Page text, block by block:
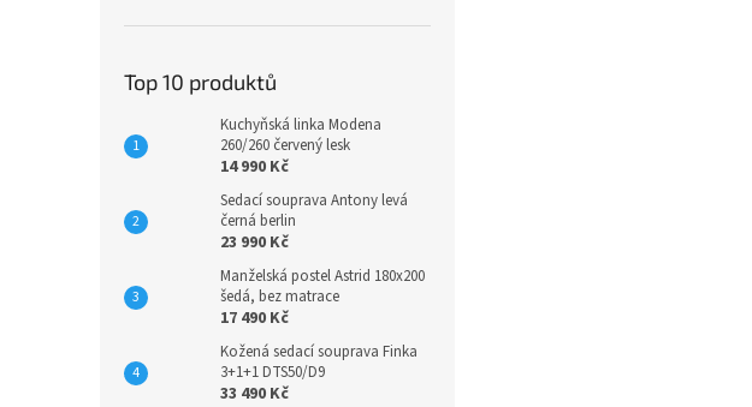
Top 10 produktů
Kuchyňská linka Modena
260/260 červený lesk
14 990 Kč
Sedací souprava Antony levá
černá berlin
23 990 Kč
Manželská postel Astrid 180x200
šedá, bez matrace
17 490 Kč
Kožená sedací souprava Finka
3+1+1 DTS50/D9
33 490 Kč